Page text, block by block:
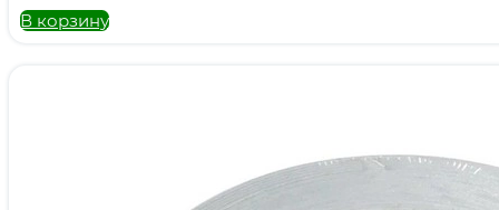
В корзину